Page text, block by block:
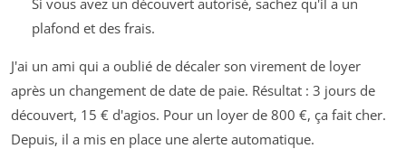
plafond et des frais.
J'ai un ami qui a oublié de décaler son virement de loyer
après un changement de date de paie. Résultat : 3 jours de
découvert, 15 € d'agios. Pour un loyer de 800 €, ça fait cher.
Depuis, il a mis en place une alerte automatique.